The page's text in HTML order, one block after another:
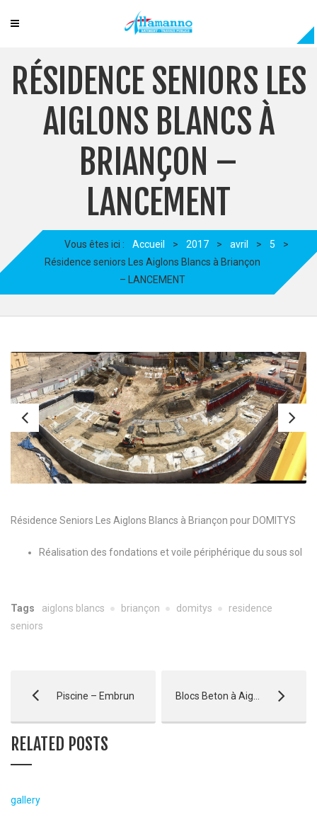
RÉSIDENCE SENIORS LES
AIGLONS BLANCS À
BRIANÇON –
LANCEMENT
Vous êtes ici : Accueil > 2017 > avril > 5
>
Résidence seniors Les Aiglons Blancs à Briançon
– LANCEMENT
Résidence Seniors Les Aiglons Blancs à Briançon pour DOMITYS
Réalisation des fondations et voile périphérique du sous sol
Tags aiglons blancs briançon domitys
residence
seniors
Piscine – Embrun Blocs Beton à Aiguilles
RELATED POSTS
gallery